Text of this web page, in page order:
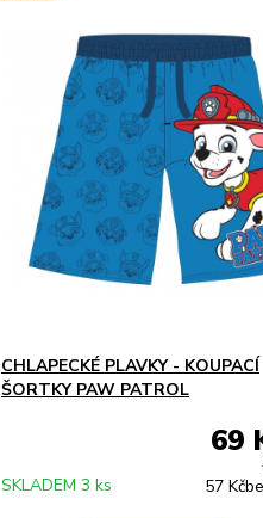
CHLAPECKÉ PLAVKY - KOUPACÍ
ŠORTKY PAW PATROL
69
57 Kč
SKLADEM 3 ks